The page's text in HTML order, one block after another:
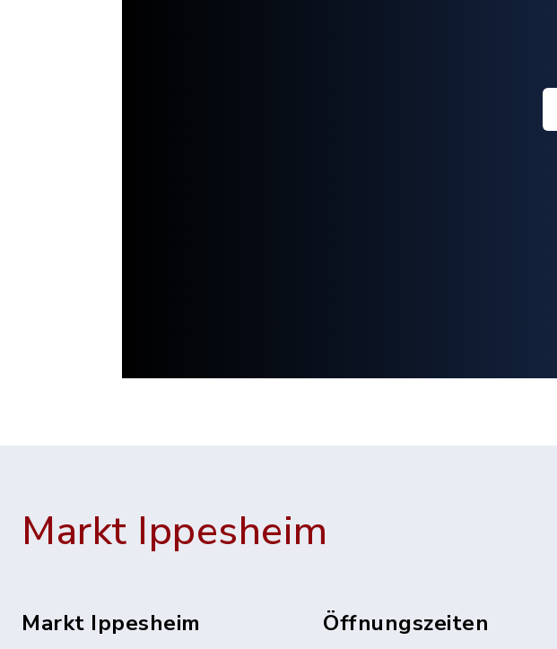
Markt Ippesheim
Markt Ippesheim Öffnungszeiten